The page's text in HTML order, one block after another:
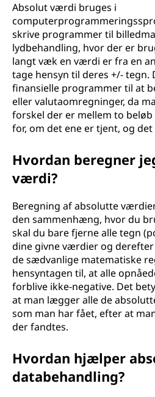
Absolut værdi bruges i
skrive programmer til
lydbehandling, hvor der er
langt væk en værdi er fra en
tage hensyn til deres +/- tegn.
finansielle programmer til at
eller valutaomregninger, da
forskel der er mellem to
for, om det ene er tjent, og
Hvordan beregner
værdi?
Beregning af absolutte
den sammenhæng, hvor du
skal du bare fjerne alle tegn
dine givne værdier og
de sædvanlige matematiske
hensyntagen til, at alle
forblive ikke-negative. Det
at man lægger alle de
som man har fået, efter at
der fandtes.
Hvordan hjælper
databehandling?